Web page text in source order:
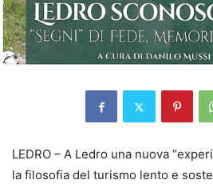
LEDRO – A Ledro una nuova
la filosofia del turismo lento e